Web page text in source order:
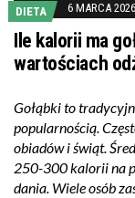
DIETA 6 MARCA 2026
Ile kalorii ma
wartościach
Gołąbki to
popularnością.
obiadów i świąt.
250-300 kalorii na
dania. Wiele osób